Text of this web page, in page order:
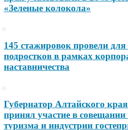
«Зеленые колокола»
145 стажировок провели для
подростков в рамках
наставничества
Губернатор Алтайского
принял участие в
туризма и индустрии